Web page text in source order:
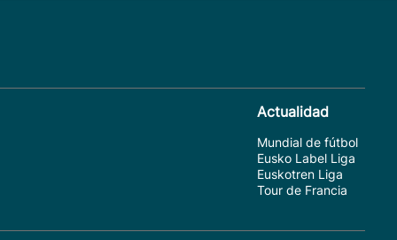
Actualidad
Mundial de fútbol
Eusko Label Liga
Euskotren Liga
Tour de Francia